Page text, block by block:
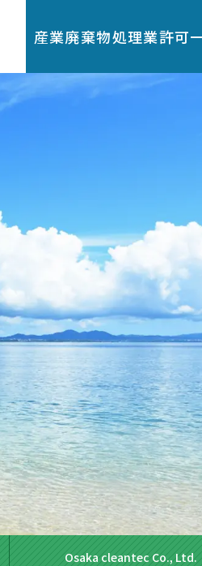
産業廃棄物処理業許可
Osaka cleantec Co., Ltd.